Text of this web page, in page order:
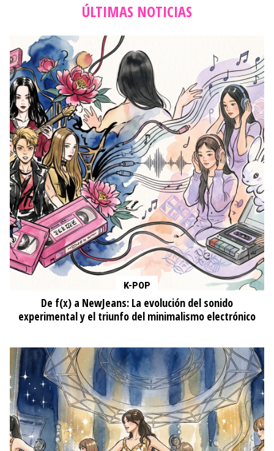
ÚLTIMAS NOTICIAS
K-POP
De f(x) a NewJeans: La evolución del sonido
experimental y el triunfo del minimalismo electrónico